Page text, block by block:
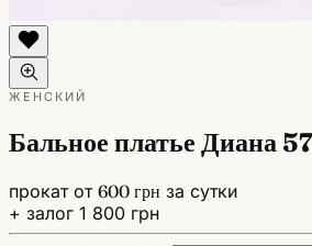
ЖЕНСКИЙ
Бальное платье Диана
прокат от 600 грн за сутки
+ залог 1 800 грн